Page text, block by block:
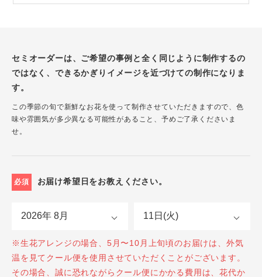
セミオーダーは、ご希望の事例と全く同じように制作するの
ではなく、できるかぎりイメージを近づけての制作になりま
す。
この季節の旬で新鮮なお花を使って制作させていただきますので、色
味や雰囲気が多少異なる可能性があること、予めご了承くださいま
せ。
必須 お届け希望日をお教えください。
※生花アレンジの場合、5月〜10月上旬頃のお届けは、外気
温を見てクール便を使用させていただくことがございます。
その場合、誠に恐れながらクール便にかかる費用は、花代か